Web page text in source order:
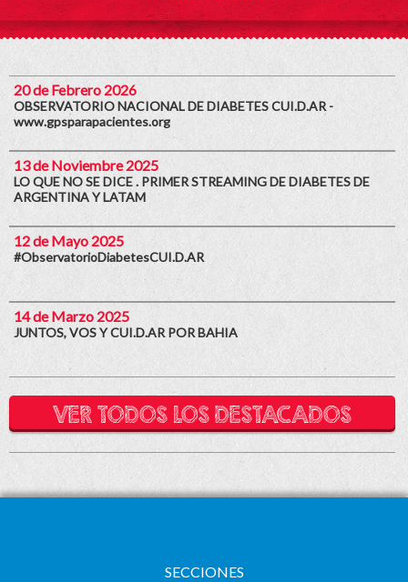
20 de Febrero 2026
OBSERVATORIO NACIONAL DE DIABETES CUI.D.AR -
www.gpsparapacientes.org
13 de Noviembre 2025
LO QUE NO SE DICE . PRIMER STREAMING DE DIABETES DE
ARGENTINA Y LATAM
12 de Mayo 2025
#ObservatorioDiabetesCUI.D.AR
14 de Marzo 2025
JUNTOS, VOS Y CUI.D.AR POR BAHIA
VER TODOS LOS DESTACADOS
SECCIONES